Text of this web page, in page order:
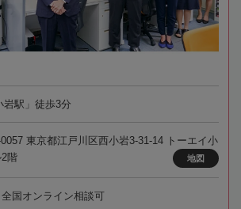
岩駅」徒歩3分
東京都江戸川区西小岩3-31-14 トーエイ小
階
地図
国オンライン相談可